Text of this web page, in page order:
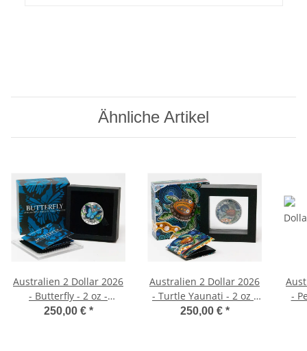
Ähnliche Artikel
Australien 2 Dollar 2026
- Butterfly - 2 oz -
antique finish
250,00 € *
Australien 2 Dollar 2026
- Turtle Yaunati - 2 oz -
antique finish
250,00 € *
-